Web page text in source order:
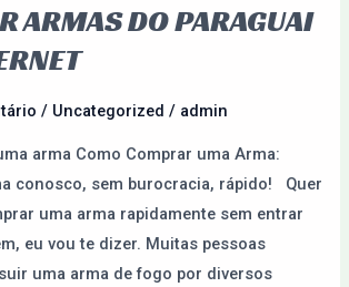
ARMAS DO PARAGUAI
/ Uncategorized / admin
arma Como Comprar uma Arma:
conosco, sem burocracia, rápido! Quer
uma arma rapidamente sem entrar
eu vou te dizer. Muitas pessoas
uma arma de fogo por diversos